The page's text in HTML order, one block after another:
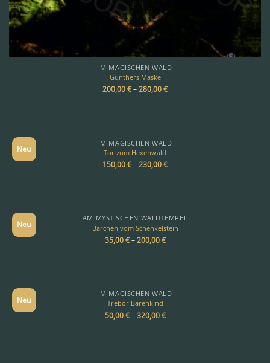
IM MAGISCHEN WALD
Gunthers Maske
200,00€–280,00€
Neu
IM MAGISCHEN WALD
Tor zum Hexenwald
150,00€–230,00€
Neu
AM MYSTISCHEN WALDTEMPEL
Bärchen vom Schenkelstein
35,00€–200,00€
Neu
IM MAGISCHEN WALD
Trebor Bärenkind
50,00€–320,00€